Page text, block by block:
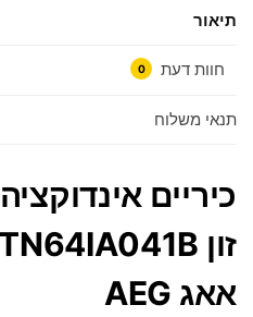
תיאור
חוות דעת 0
תנאי משלוח
אאג AEG